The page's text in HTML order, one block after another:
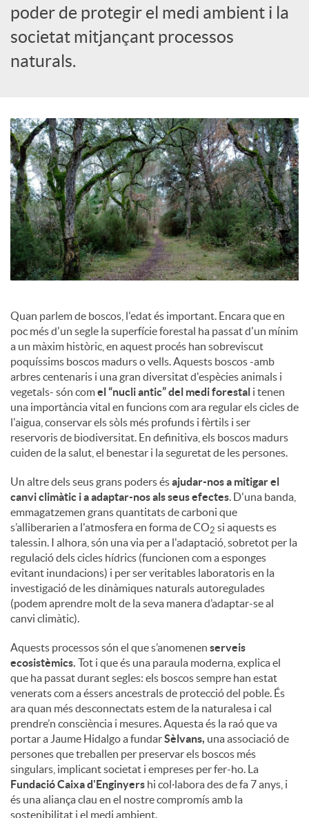
d
o
d
e
c
o
n
t
i
n
g
u
t
s
poder de protegir el medi ambient i la
societat mitjançant processos
naturals.
Quan parlem de boscos, l'edat és important. Encara que en
poc més d'un segle la superfície forestal ha passat d'un mínim
a un màxim històric, en aquest procés han sobreviscut
poquíssims boscos madurs o vells. Aquests boscos -amb
arbres centenaris i una gran diversitat d'espècies animals i
vegetals- són comel “nucli antic” del medi forestal i tenen
una importància vital en funcions com ara regular els cicles de
l'aigua, conservar els sòls més profunds i fèrtils i ser
reservoris de biodiversitat. En definitiva, els boscos madurs
cuiden de la salut, el benestar i la seguretat de les persones.
Un altre dels seus grans poders ésajudar-nos a mitigar el
canvi climàtic i a adaptar-nos als seus efectes. D'una banda,
emmagatzemen grans quantitats de carboni que
s’alliberarien a l'atmosfera en forma de CO2 si aquests es
talessin. I alhora, són una via per a l'adaptació, sobretot per la
regulació dels cicles hídrics (funcionen com a esponges
evitant inundacions) i per ser veritables laboratoris en la
investigació de les dinàmiques naturals autoregulades
(podem aprendre molt de la seva manera d’adaptar-se al
canvi climàtic).
Aquests processos són el que s’anomenen serveis
ecosistèmics. Tot i que és una paraula moderna, explica el
que ha passat durant segles: els boscos sempre han estat
venerats com a éssers ancestrals de protecció del poble. És
ara quan més desconnectats estem de la naturalesa i cal
prendre’n consciència i mesures. Aquesta és la raó que va
portar a Jaume Hidalgo a fundarSèlvans, una associació de
persones que treballen per preservar els boscos més
singulars, implicant societat i empreses per fer-ho. La
Fundació Caixa d'Enginyers hi col·labora des de fa 7 anys, i
és una aliança clau en el nostre compromís amb la
sostenibilitat i el medi ambient.